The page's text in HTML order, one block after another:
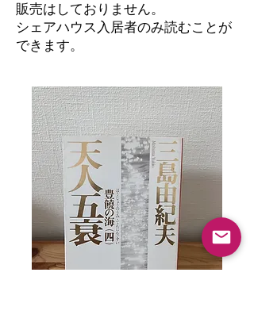
​販売はしておりません。
シェアハウス入居者のみ読むことが
できます。